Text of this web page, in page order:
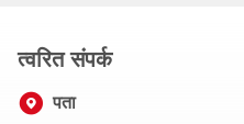
त्वरित संपर्क
पता